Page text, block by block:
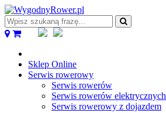
Wpisz
szukaną
frazę...
Sklep Online
Serwis rowerowy
Serwis rowerów
Serwis rowerów elektrycznych
Serwis rowerowy z dojazdem